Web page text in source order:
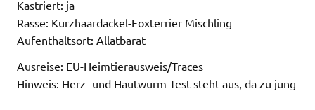
Kastriert: ja
Rasse: Kurzhaardackel-Foxterrier Mischling
Aufenthaltsort: Allatbarat
Ausreise: EU-Heimtierausweis/Traces
Hinweis: Herz- und Hautwurm Test steht aus, da zu jung